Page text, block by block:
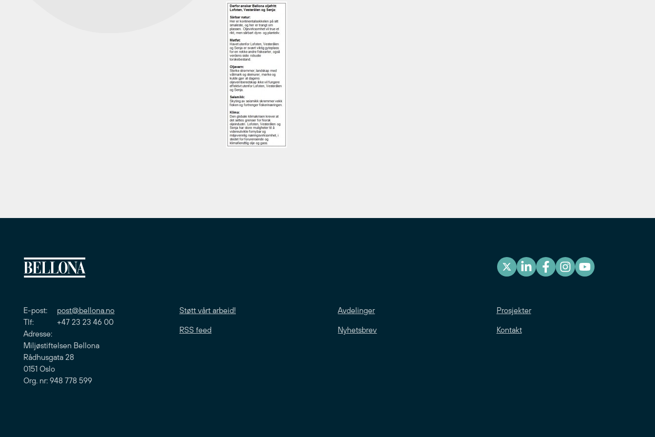
E-post: post@bellona.no
Tlf: +47 23 23 46 00
Adresse:
Miljøstiftelsen Bellona
Rådhusgata 28
0151 Oslo
Org. nr: 948 778 599
Støtt vårt arbeid! Avdelinger Prosjekter
RSS feed Nyhetsbrev Kontakt